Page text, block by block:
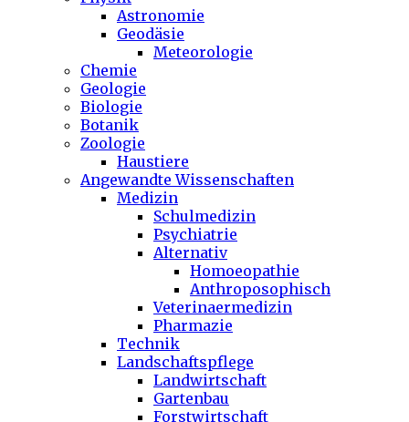
Astronomie
Geodäsie
Meteorologie
Chemie
Geologie
Biologie
Botanik
Zoologie
Haustiere
Angewandte Wissenschaften
Medizin
Schulmedizin
Psychiatrie
Alternativ
Homoeopathie
Anthroposophisch
Veterinaermedizin
Pharmazie
Technik
Landschaftspflege
Landwirtschaft
Gartenbau
Forstwirtschaft